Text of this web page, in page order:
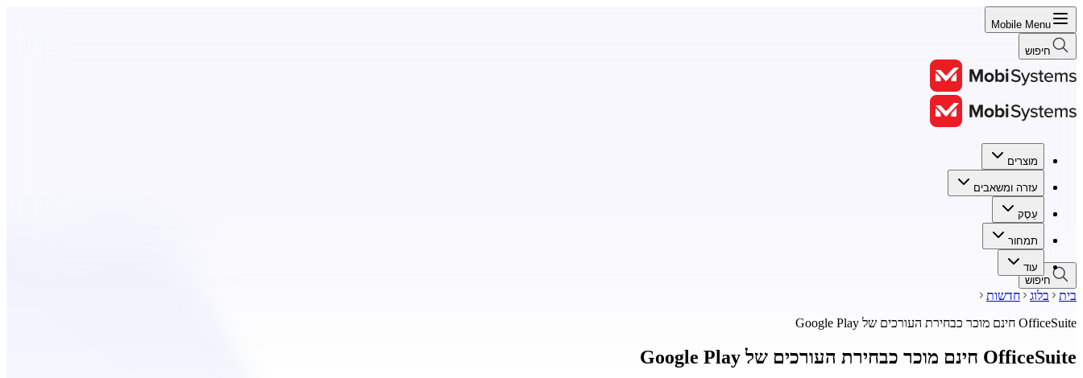
Mobile Menu
חיפוש
מוצרים
עזרה ומשאבים
עֵסֶק
תמחור
עוד
מוצרים
עזרה ומשאבים
עֵסֶק
תמחור
חיפוש
בית בלוג
חדשות
OfficeSuite חינם מוכר כבחירת העורכים של Google Play
OfficeSuite חינם מוכר כבחירת העורכים של Google Play